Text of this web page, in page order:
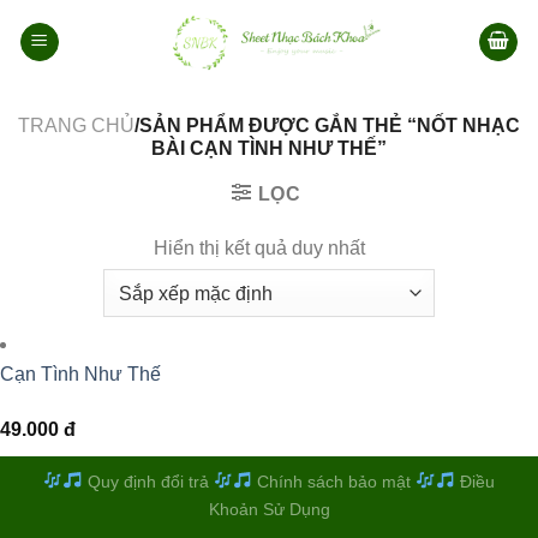
qua
TRANG CHỦ/SẢN PHẨM ĐƯỢC GẮN THẺ “NỐT NHẠC
BÀI CẠN TÌNH NHƯ THẾ”
LỌC
Hiển thị kết quả duy nhất
Cạn Tình Như Thế
49.000 đ
Quy định đổi trả Chính sách bảo mật
Điều
Khoản Sử Dụng